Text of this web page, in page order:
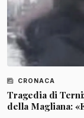
CRONACA
Tragedia di
della Magliana: